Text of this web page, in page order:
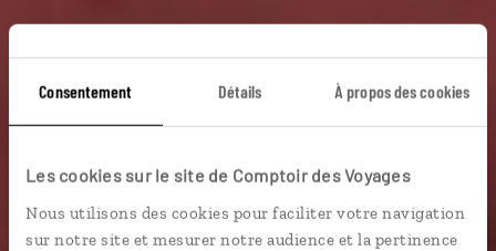
Consentement Détails À propos des cookies
Les cookies sur le site de Comptoir des Voyages
Nous utilisons des cookies pour faciliter votre navigation
sur notre site et mesurer notre audience et la pertinence
Dalifolies et
Gaudillades